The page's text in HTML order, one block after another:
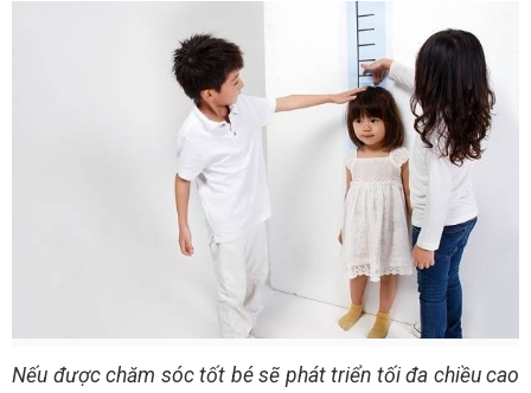
Nếu được chăm sóc tốt bé sẽ phát triển tối đa chiều cao